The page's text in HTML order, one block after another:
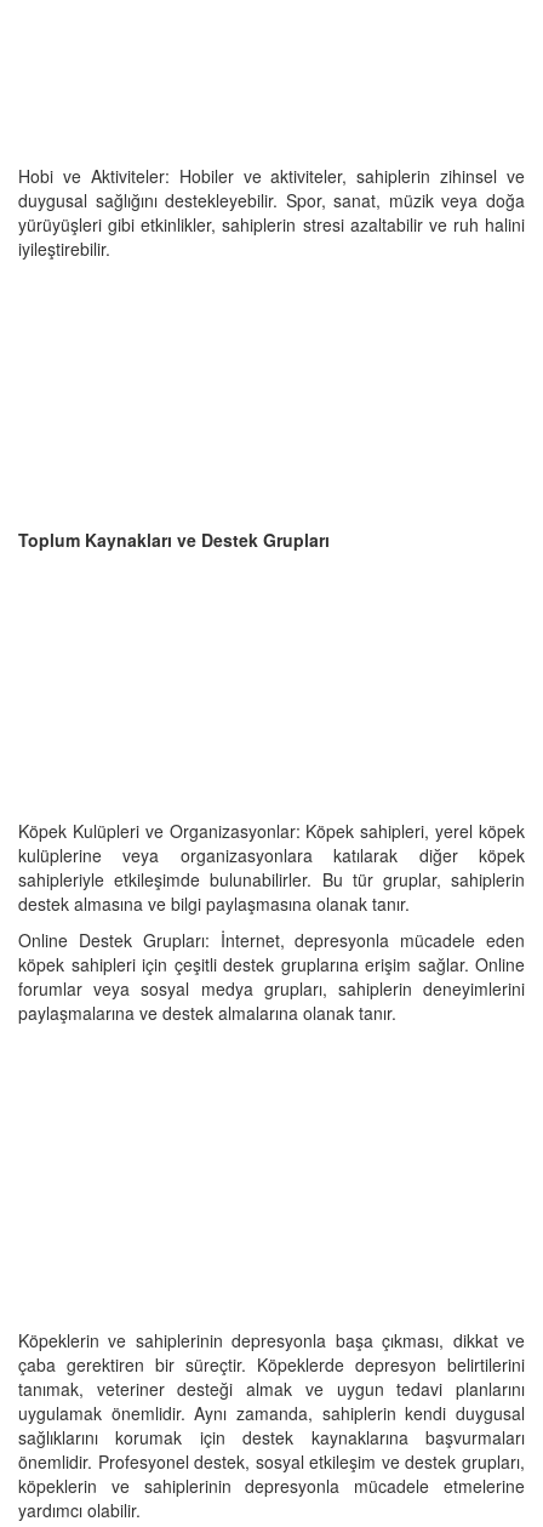
Hobi ve Aktiviteler: Hobiler ve aktiviteler, sahiplerin zihinsel ve
duygusal sağlığını destekleyebilir. Spor, sanat, müzik veya doğa
yürüyüşleri gibi etkinlikler, sahiplerin stresi azaltabilir ve ruh halini
iyileştirebilir.
Toplum Kaynakları ve Destek Grupları
Köpek Kulüpleri ve Organizasyonlar: Köpek sahipleri, yerel köpek
kulüplerine veya organizasyonlara katılarak diğer köpek
sahipleriyle etkileşimde bulunabilirler. Bu tür gruplar, sahiplerin
destek almasına ve bilgi paylaşmasına olanak tanır.
Online Destek Grupları: İnternet, depresyonla mücadele eden
köpek sahipleri için çeşitli destek gruplarına erişim sağlar. Online
forumlar veya sosyal medya grupları, sahiplerin deneyimlerini
paylaşmalarına ve destek almalarına olanak tanır.
Köpeklerin ve sahiplerinin depresyonla başa çıkması, dikkat ve
çaba gerektiren bir süreçtir. Köpeklerde depresyon belirtilerini
tanımak, veteriner desteği almak ve uygun tedavi planlarını
uygulamak önemlidir. Aynı zamanda, sahiplerin kendi duygusal
sağlıklarını korumak için destek kaynaklarına başvurmaları
önemlidir. Profesyonel destek, sosyal etkileşim ve destek grupları,
köpeklerin ve sahiplerinin depresyonla mücadele etmelerine
yardımcı olabilir.